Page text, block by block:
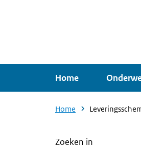
de
gaan
Home
Home
Zoeken in